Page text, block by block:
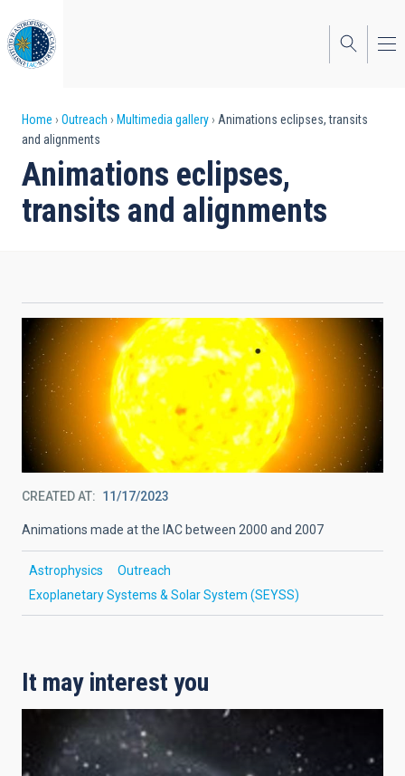
to
main
content
Breadcrumb
Home Outreach Multimedia gallery
Animations eclipses, transits
and alignments
Animations eclipses,
transits and alignments
CREATED AT 11/17/2023
Animations made at the IAC between 2000 and 2007
Astrophysics
Outreach
Exoplanetary Systems & Solar System (SEYSS)
It may interest you